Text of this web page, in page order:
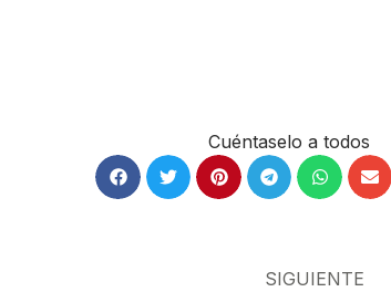
Cuéntaselo a todos
SIGUIENTE